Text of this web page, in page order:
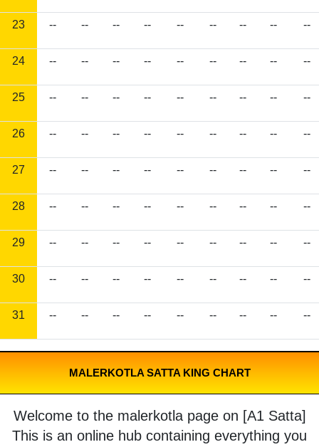
23 -- -- -- -- -- -- -- -- --
24 -- -- -- -- -- -- -- -- --
25 -- -- -- -- -- -- -- -- --
26 -- -- -- -- -- -- -- -- --
27 -- -- -- -- -- -- -- -- --
28 -- -- -- -- -- -- -- -- --
29 -- -- -- -- -- -- -- -- --
30 -- -- -- -- -- -- -- -- --
31 -- -- -- -- -- -- -- -- --
MALERKOTLA SATTA KING CHART
Welcome to the malerkotla page on [A1 Satta]
This is an online hub containing everything you